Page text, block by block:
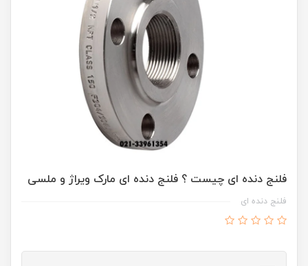
فلنج دنده ای چیست ؟ فلنج دنده ای مارک ویراژ و ملسی
فلنج دنده ای